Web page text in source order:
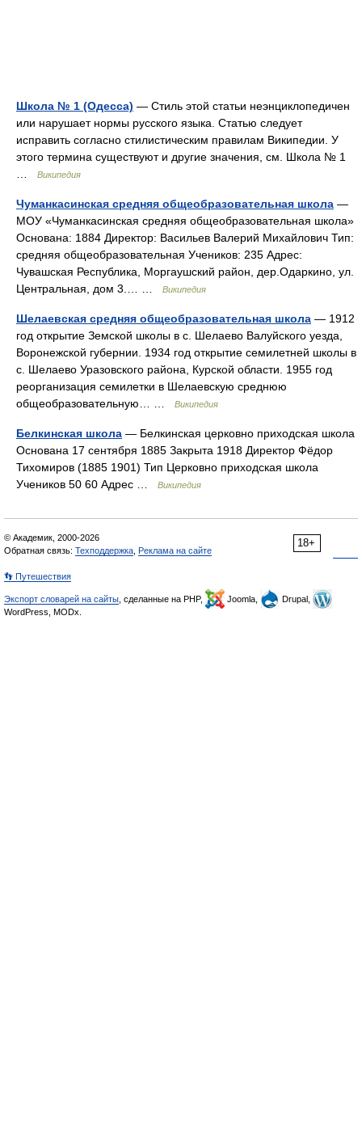
Школа № 1 (Одесса) — Стиль этой статьи неэнциклопедичен
или нарушает нормы русского языка. Статью следует
исправить согласно стилистическим правилам Википедии. У
этого термина существуют и другие значения, см. Школа № 1
Википедия
Чуманкасинская средняя общеобразовательная школа —
МОУ «Чуманкасинская средняя общеобразовательная школа»
Основана: 1884 Директор: Васильев Валерий Михайлович Тип:
средняя общеобразовательная Учеников: 235 Адрес:
Чувашская Республика, Моргаушский район, дер.Одаркино, ул.
Центральная, дом 3.… …
Википедия
Шелаевская средняя общеобразовательная школа — 1912
год открытие Земской школы в с. Шелаево Валуйского уезда,
Воронежской губернии. 1934 год открытие семилетней школы в
с. Шелаево Уразовского района, Курской области. 1955 год
реорганизация семилетки в Шелаевскую среднюю
общеобразовательную… …
Википедия
Белкинская школа — Белкинская церковно приходская школа
Основана 17 сентября 1885 Закрыта 1918 Директор Фёдор
Тихомиров (1885 1901) Тип Церковно приходская школа
Учеников 50 60 Адрес …
Википедия
18+
© Академик, 2000-2026
Обратная связь: Техподдержка Реклама на сайте
👣 Путешествия
Экспорт словарей на сайты , сделанные на PHP, Joomla,
Drupal,
WordPress, MODx.